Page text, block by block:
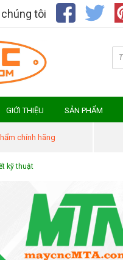
tôi
GIỚI THIỆU SẢN PHẨM
chính hãng
kỹ thuật